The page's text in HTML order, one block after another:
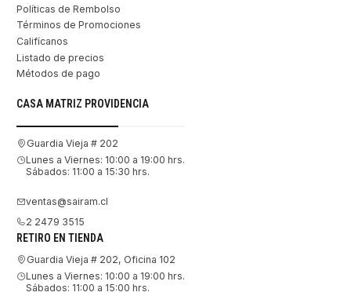
Políticas de Rembolso
Términos de Promociones
Califícanos
Listado de precios
Métodos de pago
CASA MATRIZ PROVIDENCIA
Guardia Vieja # 202
Lunes a Viernes: 10:00 a 19:00 hrs.
Sábados: 11:00 a 15:30 hrs.
ventas@sairam.cl
2 2479 3515
RETIRO EN TIENDA
Guardia Vieja # 202, Oficina 102
Lunes a Viernes: 10:00 a 19:00 hrs.
Sábados: 11:00 a 15:00 hrs.